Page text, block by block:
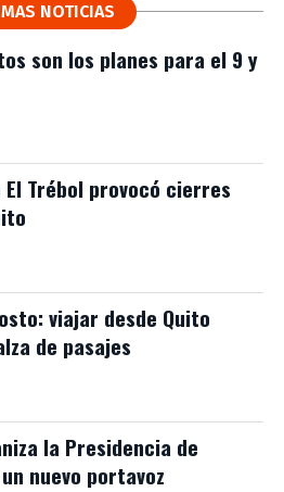
NOTICIAS
son los planes para el 9 y
Trébol provocó cierres
viajar desde Quito
de pasajes
la Presidencia de
nuevo portavoz